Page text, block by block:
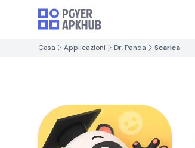
Casa Applicazioni Dr. Panda Scarica